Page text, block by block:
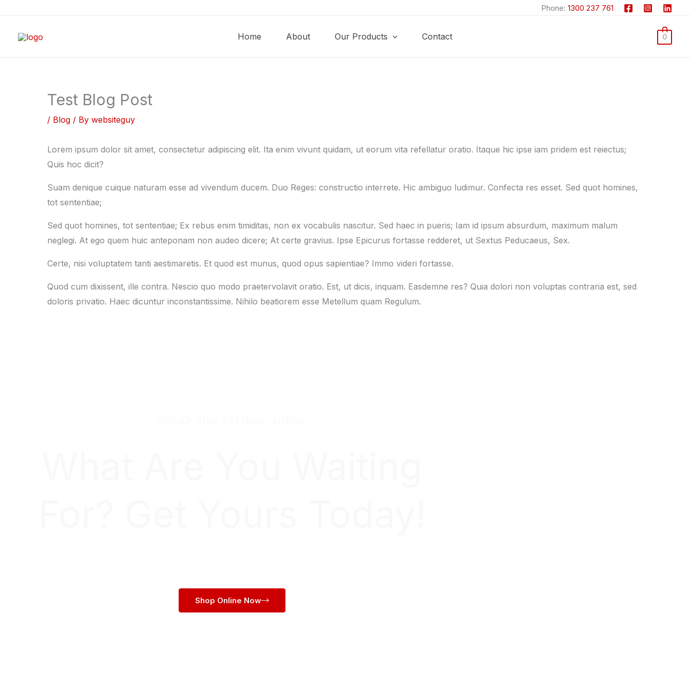
content
Phone: 1300 237 761
Home About Our Products Contact 0
Test Blog Post
/ Blog / By websiteguy
Lorem ipsum dolor sit amet, consectetur adipiscing elit. Ita enim vivunt quidam, ut eorum vita refellatur oratio. Itaque hic ipse iam pridem est reiectus;
Quis hoc dicit?
Suam denique cuique naturam esse ad vivendum ducem. Duo Reges: constructio interrete. Hic ambiguo ludimur. Confecta res esset. Sed quot homines,
tot sententiae;
Sed quot homines, tot sententiae; Ex rebus enim timiditas, non ex vocabulis nascitur. Sed haec in pueris; Iam id ipsum absurdum, maximum malum
neglegi. At ego quem huic anteponam non audeo dicere; At certe gravius. Ipse Epicurus fortasse redderet, ut Sextus Peducaeus, Sex.
Certe, nisi voluptatem tanti aestimaretis. Et quod est munus, quod opus sapientiae? Immo videri fortasse.
Quod cum dixissent, ille contra. Nescio quo modo praetervolavit oratio. Est, ut dicis, inquam. Easdemne res? Quia dolori non voluptas contraria est, sed
doloris privatio. Haec dicuntur inconstantissime. Nihilo beatiorem esse Metellum quam Regulum.
Shop Online Now